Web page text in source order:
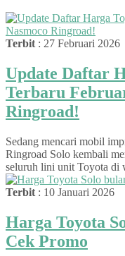
Terbit : 27 Februari 2026
Update Daftar
Terbaru
Ringroad!
Sedang mencari mobil
Ringroad Solo kembali
seluruh lini unit Toyota di
Terbit : 10 Januari 2026
Harga Toyota
Cek Promo